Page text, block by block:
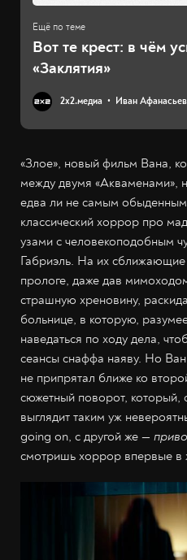
Вот те крест: в чём
«Заклятия»
2х2.медиа Иван Афанасьев
«Злое», новый фильм Вана,
между двумя «Акваменами»,
едва ли не самым обыденным
классический хоррор про
узами с человекоподобным
Габриэль. На их
прологе, даже дав
страшную хреновину,
больнице, в которую,
наведаться по ходу дела,
сеансы снаффа наяву. Но
не припрятал ближе ко
сюжетный поворот, который,
выглядит таким уж
going on, с другой же —
смотришь хоррор впервые в